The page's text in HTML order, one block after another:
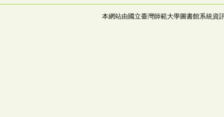
本網站由國立臺灣師範大學圖書館系統資